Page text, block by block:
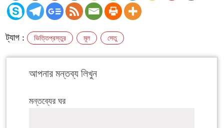
ট্যাগ : ভিত্তিপ্রস্তুর মূল সেতু
আপনার মন্তব্য লিখুন
মন্তব্যের ঘর